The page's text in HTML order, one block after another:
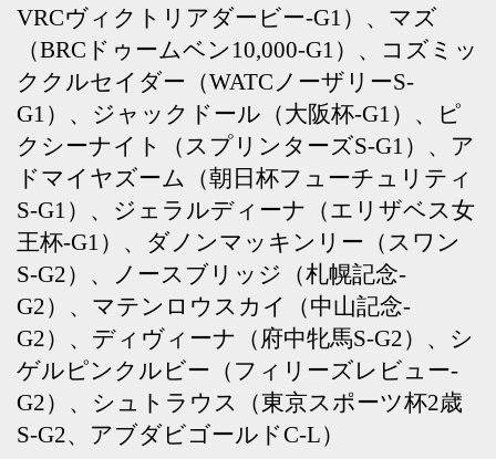
S-G2、アブダビゴールドC-L）
PageTop
Home
Back
クラブ紹介 入会案内 所属馬情報 お問合せ
著作権 個人情報保護方針 ファンド勧誘方針
アプリケーションプライバシーポリシー
PCサイト Copyright © CARROTCLUB